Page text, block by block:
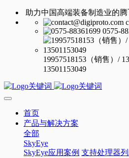
助力中国高端装备制造业的腾
0575-
19957518153（销售）/
13501153049
首页
产品与解决方案
全部
SkyEye
SkyEye应用案例 支持处理器